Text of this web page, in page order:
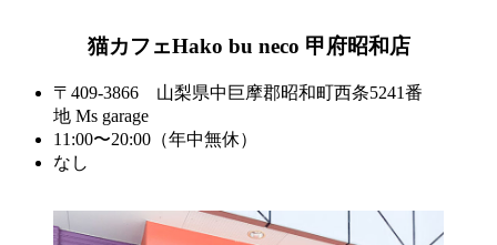
猫カフェHako bu neco 甲府昭和店
〒409-3866 山梨県中巨摩郡昭和町西条5241番
地 Ms garage
11:00〜20:00（年中無休）
なし